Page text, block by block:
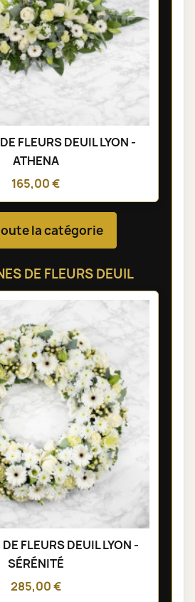
FLEURS DEUIL LYON -
ATHENA
165,00 €
la catégorie
DE FLEURS DEUIL
FLEURS DEUIL LYON -
SÉRÉNITÉ
285,00 €